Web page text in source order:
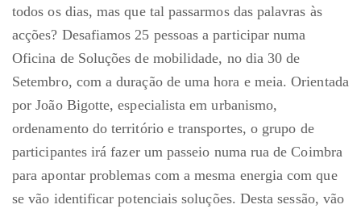
todos os dias, mas que tal passarmos das palavras às
acções? Desafiamos 25 pessoas a participar numa
Oficina de Soluções de mobilidade, no dia 30 de
Setembro, com a duração de uma hora e meia. Orientada
por João Bigotte, especialista em urbanismo,
ordenamento do território e transportes, o grupo de
participantes irá fazer um passeio numa rua de Coimbra
para apontar problemas com a mesma energia com que
se vão identificar potenciais soluções. Desta sessão, vão